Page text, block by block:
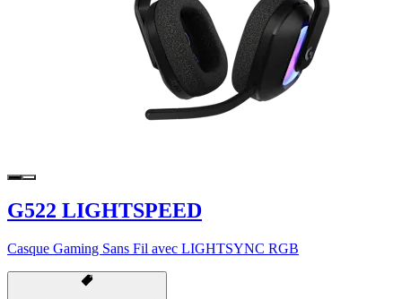
G522 LIGHTSPEED
Casque Gaming Sans Fil avec LIGHTSYNC RGB